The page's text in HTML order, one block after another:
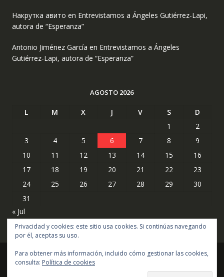
Накрутка авито en Entrevistamos a Ángeles Gutiérrez-Lapi,
autora de “Esperanza”
Antonio Jiménez García en Entrevistamos a Ángeles
Gutiérrez-Lapi, autora de “Esperanza”
AGOSTO 2026
L M X J V S
D
1
2
3
4 5 6 7 8
9
10
11 12 13 14 15
16
17
18 19 20 21 22
23
24
25 26 27 28 29
30
31
« Jul
Copyright © todos los derechos reservados
Privacidad y cookies: este sitio usa cookies. Si continúas navegando
por él, aceptas su uso.
Para obtener más información, incluido cómo gestionar las cookies,
consulta: Política de cookies